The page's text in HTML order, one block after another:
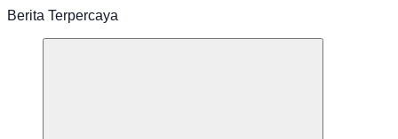
Berita Terpercaya